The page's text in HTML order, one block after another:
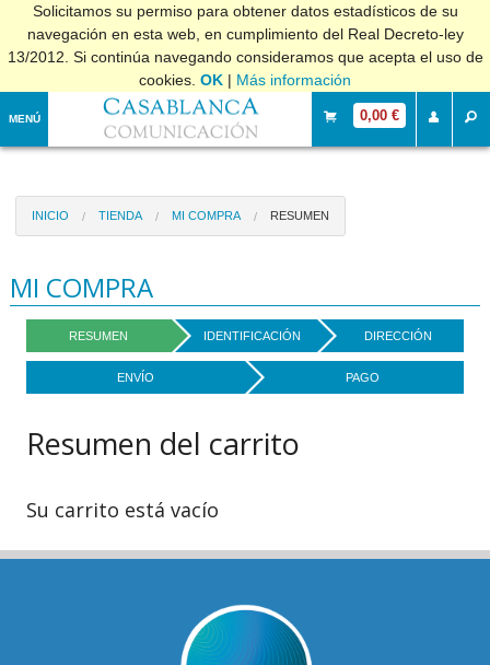
Solicitamos su permiso para obtener datos estadísticos de su
navegación en esta web, en cumplimiento del Real Decreto-ley
13/2012. Si continúa navegando consideramos que acepta el uso de
cookies. OK | Más información
MENÚ 0,00 €
INICIO TIENDA MI COMPRA RESUMEN
MI COMPRA
RESUMEN IDENTIFICACIÓN DIRECCIÓN
ENVÍO PAGO
Resumen del carrito
Su carrito está vacío